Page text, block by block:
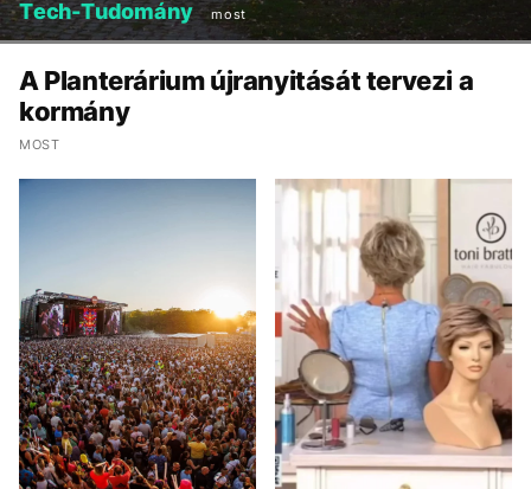
Tech-Tudomány most
A Planterárium újranyitását tervezi a
kormány
MOST